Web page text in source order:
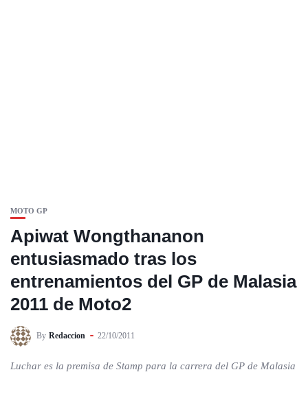
MOTO GP
Apiwat Wongthananon
entusiasmado tras los
entrenamientos del GP de Malasia
2011 de Moto2
By Redaccion 22/10/2011
Luchar es la premisa de Stamp para la carrera del GP de Malasia